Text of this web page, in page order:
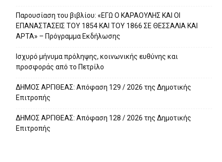
Παρουσίαση του βιβλίου: «ΕΓΩ Ο ΚΑΡΑΟΥΛΗΣ ΚΑΙ ΟΙ
ΕΠΑΝΑΣΤΑΣΕΙΣ ΤΟΥ 1854 ΚΑΙ ΤΟΥ 1866 ΣΕ ΘΕΣΣΑΛΙΑ ΚΑΙ
ΑΡΤΑ» – Πρόγραμμα Εκδήλωσης
Ισχυρό μήνυμα πρόληψης, κοινωνικής ευθύνης και
προσφοράς από το Πετρίλο
ΔΗΜΟΣ ΑΡΓΙΘΕΑΣ: Απόφαση 129 / 2026 της Δημοτικής
Επιτροπής
ΔΗΜΟΣ ΑΡΓΙΘΕΑΣ: Απόφαση 128 / 2026 της Δημοτικής
Επιτροπής